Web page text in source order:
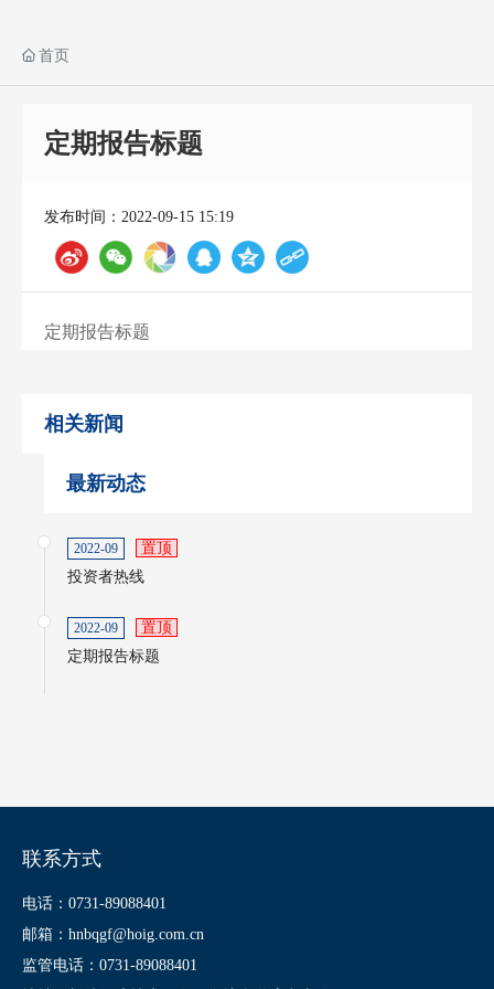
首页
定期报告标题
发布时间：2022-09-15 15:19
定期报告标题
相关新闻
最新动态
2022-09
置顶
投资者热线
2022-09
置顶
定期报告标题
联系方式
电话：0731-89088401
邮箱：hnbqgf@hoig.com.cn
监管电话：0731-89088401